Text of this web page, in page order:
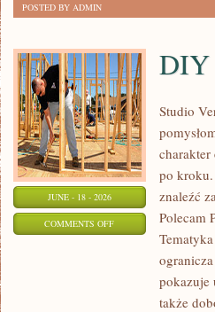
POSTED BY ADMIN
JUNE - 18 - 2026
COMMENTS OFFON
KREATYWNY
DIY
Studio
po
znaleźć
Polecam
pokazuje
także